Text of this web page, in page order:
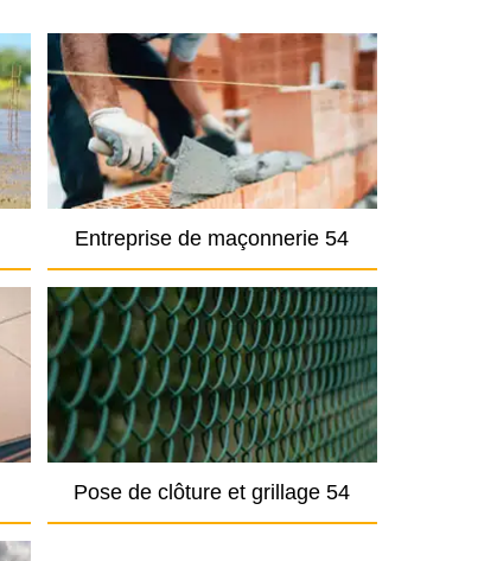
Entreprise de maçonnerie 54
Pose de clôture et grillage 54